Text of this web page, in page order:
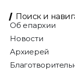
Поиск и
Об епархии
Новости
Архиерей